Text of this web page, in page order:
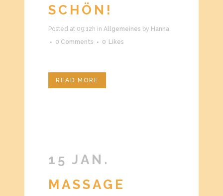
SCHÖN!
Posted at 09:12h in Allgemeines by Hanna
0 Comments
0 Likes
READ MORE
15 JAN.
MASSAGE